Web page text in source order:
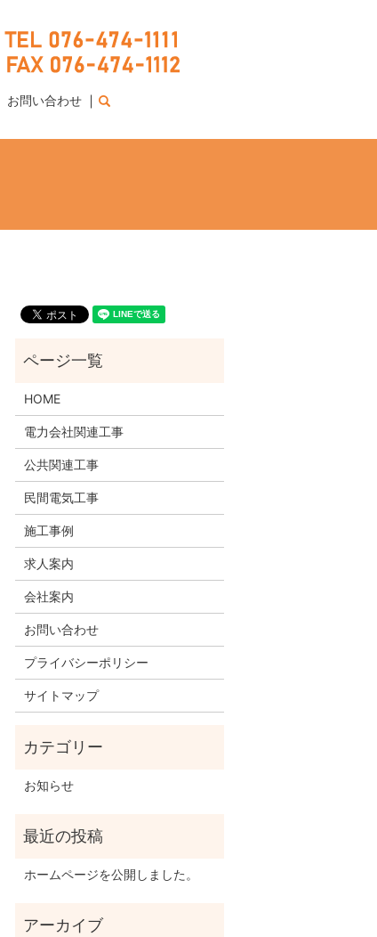
お問い合わせ search
HOME
電力会社関連工事
公共関連工事
民間電気工事
施工事例
求人案内
会社案内
お問い合わせ
プライバシーポリシー
サイトマップ
お知らせ
ホームページを公開しました。